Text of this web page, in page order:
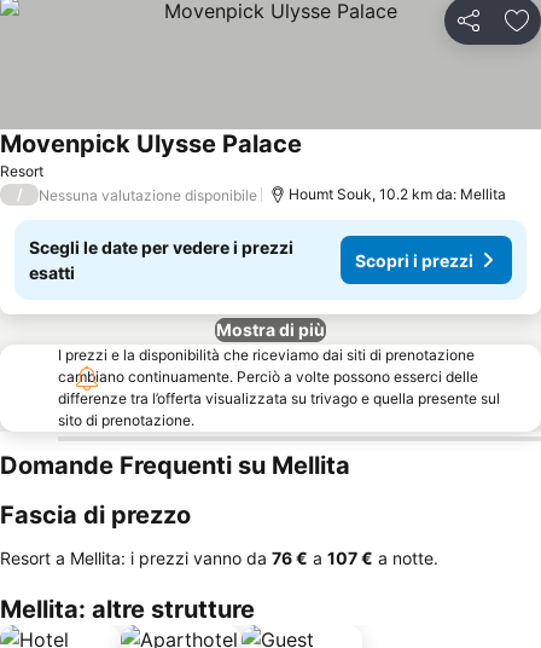
Condividi
Resort
Movenpick Ulysse Palace
/ Nessuna valutazione disponibile Houmt Souk, 10.2 km da: Mellita
Scegli le date per vedere i prezzi
esatti
Scopri i prezzi
Mostra di più
I prezzi e la disponibilità che riceviamo dai siti di prenotazione
cambiano continuamente. Perciò a volte possono esserci delle
differenze tra l’offerta visualizzata su trivago e quella presente sul
sito di prenotazione.
Domande Frequenti su Mellita
Fascia di prezzo
Resort a Mellita: i prezzi vanno da ‎76 € a ‎107 € a notte.
Mellita: altre strutture